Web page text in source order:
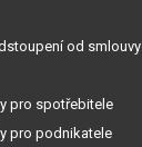
od smlouvy
pro spotřebitele
pro podnikatele